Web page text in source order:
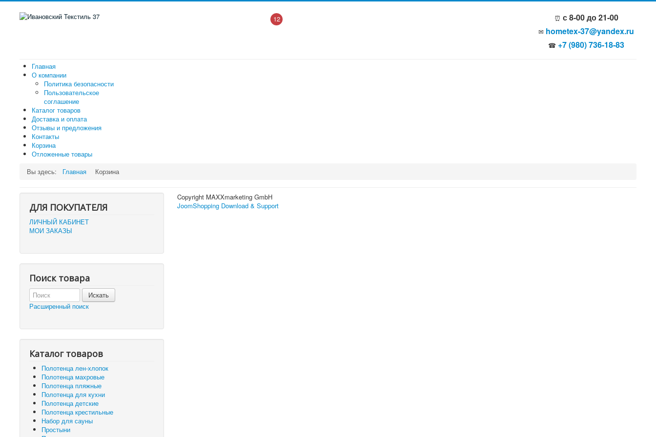
⏰ с 8-00 до 21-00
✉ hometex-37@yandex.ru
☎ +7 (980) 736-18-83
12
Главная
О компании
Политика безопасности
Пользовательское
соглашение
Каталог товаров
Доставка и оплата
Отзывы и предложения
Контакты
Корзина
Отложенные товары
Вы здесь:
Главная Корзина
ДЛЯ ПОКУПАТЕЛЯ
ЛИЧНЫЙ КАБИНЕТ
МОИ ЗАКАЗЫ
Поиск товара
Расширенный поиск
Каталог товаров
Полотенца лен-хлопок
Полотенца махровые
Полотенца пляжные
Полотенца для кухни
Полотенца детские
Полотенца крестильные
Набор для сауны
Простыни
Copyright MAXXmarketing GmbH
JoomShopping Download & Support